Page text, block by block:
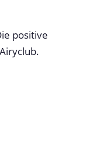
positive